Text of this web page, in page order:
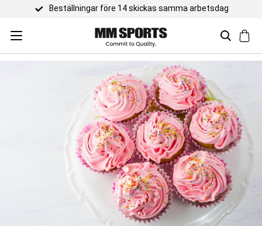
Trustpilot